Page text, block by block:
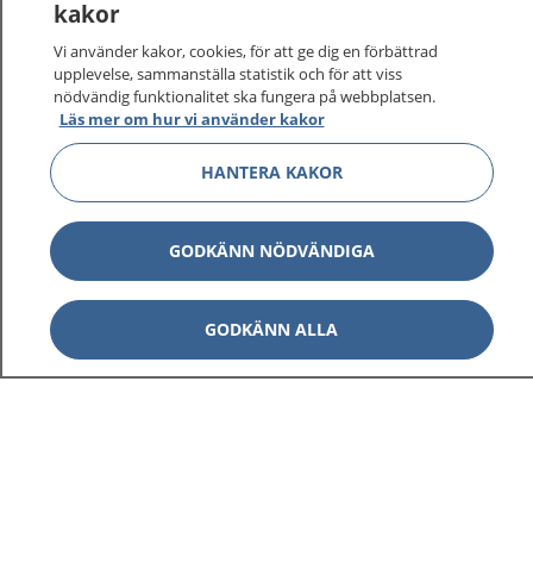
kakor
Vi använder kakor, cookies, för att ge dig en förbättrad
upplevelse, sammanställa statistik och för att viss
nödvändig funktionalitet ska fungera på webbplatsen.
Läs mer om hur vi använder kakor
HANTERA KAKOR
GODKÄNN NÖDVÄNDIGA
GODKÄNN ALLA